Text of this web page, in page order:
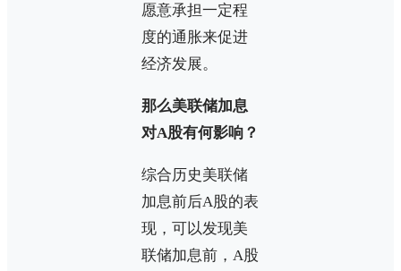
愿意承担一定程
度的通胀来促进
经济发展。
那么美联储加息
对A股有何影响？
综合历史美联储
加息前后A股的表
现，可以发现美
联储加息前，A股